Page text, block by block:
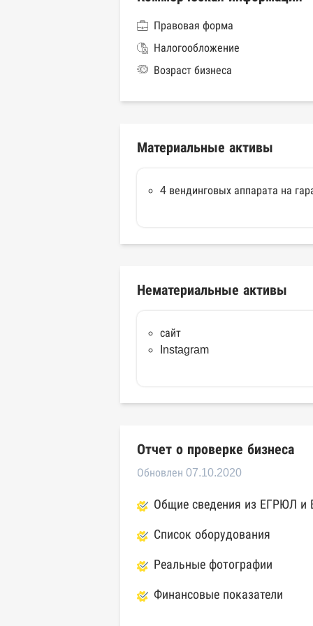
Правовая форма
Налогообложение
Возраст бизнеса
Материальные активы
4 вендинговых аппарата на
Нематериальные активы
сайт
Instagram
Отчет о проверке бизнеса
Обновлен 07.10.2020
Общие сведения из ЕГРЮЛ и
Список оборудования
Реальные фотографии
Финансовые показатели